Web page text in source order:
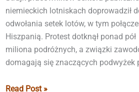
niemieckich lotniskach doprowadził
odwołania setek lotów, w tym
Hiszpanią. Protest dotknął ponad pół
miliona podróżnych, a związki
domagają się znaczących podwyżek
Masowe
Read Post »